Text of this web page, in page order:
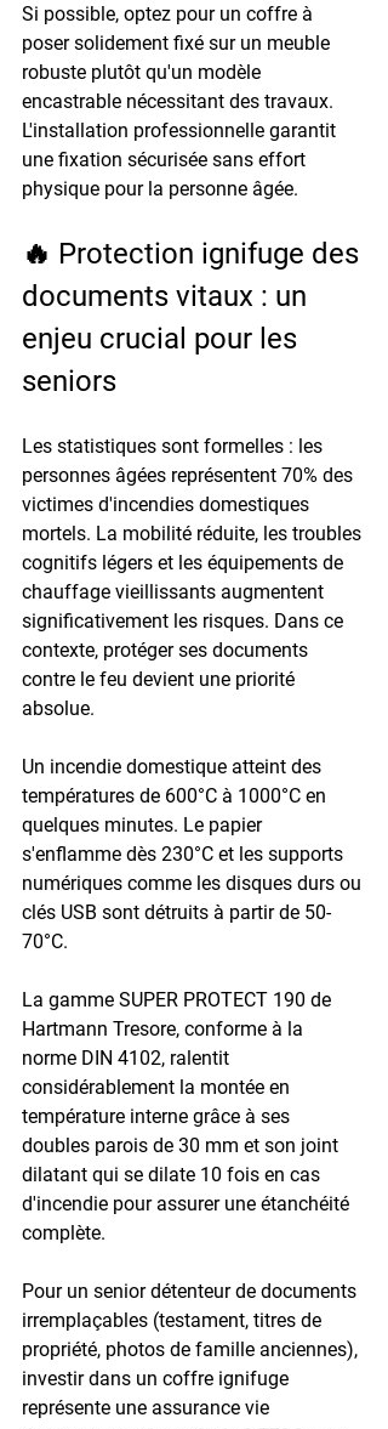
Si possible, optez pour un coffre à
poser solidement fixé sur un meuble
robuste plutôt qu'un modèle
encastrable nécessitant des travaux.
L'installation professionnelle garantit
une fixation sécurisée sans effort
physique pour la personne âgée.
🔥 Protection ignifuge des
documents vitaux : un
enjeu crucial pour les
seniors
Les statistiques sont formelles : les
personnes âgées représentent 70% des
victimes d'incendies domestiques
mortels. La mobilité réduite, les troubles
cognitifs légers et les équipements de
chauffage vieillissants augmentent
significativement les risques. Dans ce
contexte, protéger ses documents
contre le feu devient une priorité
absolue.
Un incendie domestique atteint des
températures de 600°C à 1000°C en
quelques minutes. Le papier
s'enflamme dès 230°C et les supports
numériques comme les disques durs ou
clés USB sont détruits à partir de 50-
70°C.
La gamme SUPER PROTECT 190 de
Hartmann Tresore, conforme à la
norme DIN 4102, ralentit
considérablement la montée en
température interne grâce à ses
doubles parois de 30 mm et son joint
dilatant qui se dilate 10 fois en cas
d'incendie pour assurer une étanchéité
complète.
Pour un senior détenteur de documents
irremplaçables (testament, titres de
propriété, photos de famille anciennes),
investir dans un coffre ignifuge
représente une assurance vie